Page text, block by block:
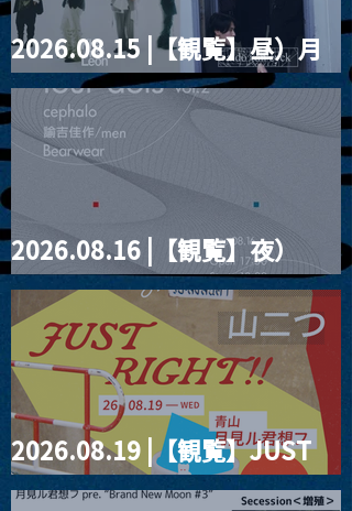
2026.08.15 |【観覧】昼）月
見ルpre.『POLYHEDRON』
2026.08.16 |【観覧】夜）
four dots vol.2
2026.08.19 |【観覧】JUST
RIGHT!! vol.27